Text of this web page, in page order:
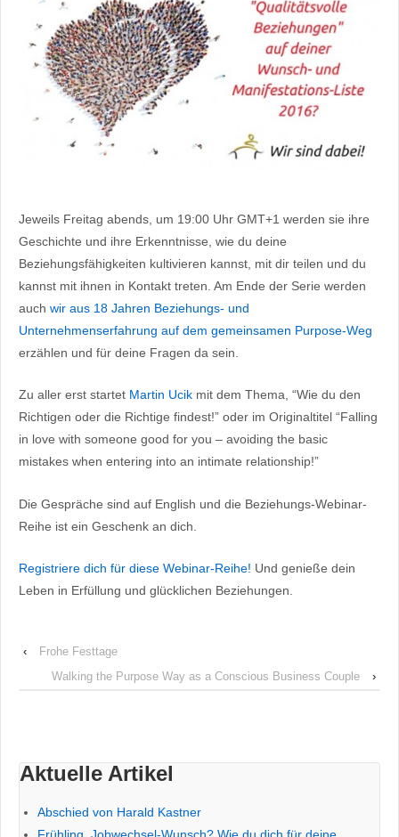
Jeweils Freitag abends, um 19:00 Uhr GMT+1 werden sie ihre
Geschichte und ihre Erkenntnisse, wie du deine
Beziehungsfähigkeiten kultivieren kannst, mit dir teilen und du
kannst mit ihnen in Kontakt treten. Am Ende der Serie werden
auch wir aus 18 Jahren Beziehungs- und
Unternehmenserfahrung auf dem gemeinsamen Purpose-Weg
erzählen und für deine Fragen da sein.
Zu aller erst startet Martin Ucik mit dem Thema, “Wie du den
Richtigen oder die Richtige findest!” oder im Originaltitel “Falling
in love with someone good for you – avoiding the basic
mistakes when entering into an intimate relationship!”
Die Gespräche sind auf English und die Beziehungs-Webinar-
Reihe ist ein Geschenk an dich.
Registriere dich für diese Webinar-Reihe! Und genieße dein
Leben in Erfüllung und glücklichen Beziehungen.
‹
Frohe Festtage
Walking the Purpose Way as a Conscious Business Couple
›
Aktuelle Artikel
Abschied von Harald Kastner